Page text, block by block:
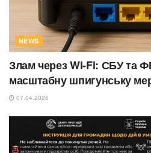
NEWS
Злам через Wi-Fi: СБУ та
масштабну шпигунську
07.04.2026